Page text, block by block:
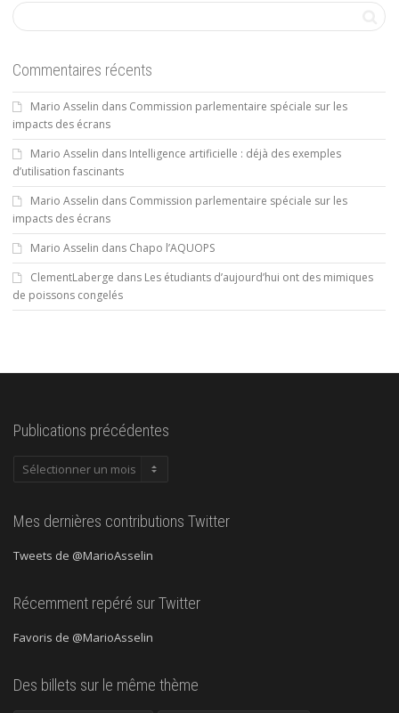
Commentaires récents
Mario Asselin dans Commission parlementaire spéciale sur les
impacts des écrans
Mario Asselin dans Intelligence artificielle : déjà des exemples
d’utilisation fascinants
Mario Asselin dans Commission parlementaire spéciale sur les
impacts des écrans
Mario Asselin dans Chapo l’AQUOPS
ClementLaberge dans Les étudiants d’aujourd’hui ont des mimiques
de poissons congelés
Publications précédentes
Publications
Mes dernières contributions Twitter
Tweets de @MarioAsselin
Récemment repéré sur Twitter
Favoris de @MarioAsselin
Des billets sur le même thème